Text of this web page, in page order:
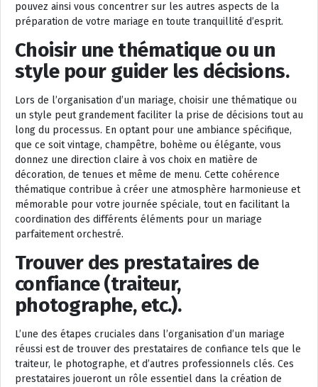
pouvez ainsi vous concentrer sur les autres aspects de la
préparation de votre mariage en toute tranquillité d’esprit.
Choisir une thématique ou un
style pour guider les décisions.
Lors de l’organisation d’un mariage, choisir une thématique ou
un style peut grandement faciliter la prise de décisions tout au
long du processus. En optant pour une ambiance spécifique,
que ce soit vintage, champêtre, bohème ou élégante, vous
donnez une direction claire à vos choix en matière de
décoration, de tenues et même de menu. Cette cohérence
thématique contribue à créer une atmosphère harmonieuse et
mémorable pour votre journée spéciale, tout en facilitant la
coordination des différents éléments pour un mariage
parfaitement orchestré.
Trouver des prestataires de
confiance (traiteur,
photographe, etc.).
L’une des étapes cruciales dans l’organisation d’un mariage
réussi est de trouver des prestataires de confiance tels que le
traiteur, le photographe, et d’autres professionnels clés. Ces
prestataires joueront un rôle essentiel dans la création de